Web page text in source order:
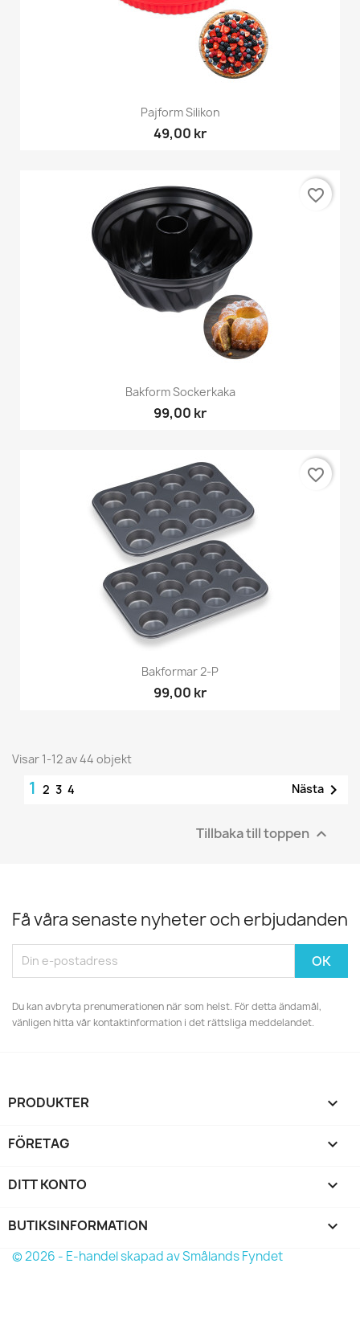
Pajform Silikon
49,00 kr
Bakform Sockerkaka
99,00 kr
favorite_border
Bakformar 2-P
99,00 kr
favorite_border
Visar 1-12 av 44 objekt
1 2 3 4 Nästa 
Tillbaka till toppen 
Få våra senaste nyheter och erbjudanden
Du kan avbryta prenumerationen när som helst. För detta ändamål,
vänligen hitta vår kontaktinformation i det rättsliga meddelandet.
PRODUKTER 
FÖRETAG 
DITT KONTO 
BUTIKSINFORMATION keyboard_arrow_down
© 2026 - E-handel skapad av Smålands Fyndet